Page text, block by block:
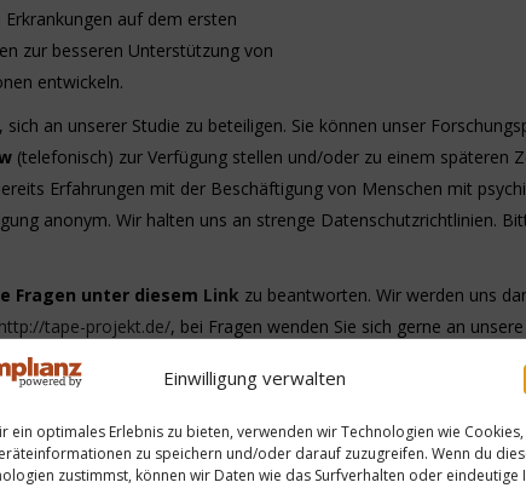
Einwilligung verwalten
ein optimales Erlebnis zu bieten, verwenden wir Technologien wie Cookies,
zu speichern und/oder darauf zuzugreifen. Wenn du
zustimmst, können wir Daten wie das Surfverhalten oder eindeutige
auf dem ersten
zur besseren Unterstützung von
entwickeln.
an unserer Studie zu beteiligen. Sie können unser
(telefonisch) zur Verfügung stellen und/oder zu einem späteren
Erfahrungen mit der Beschäftigung von Menschen mit
anonym. Wir halten uns an strenge Datenschutzrichtlinien.
Fragen unter diesem Link zu beantworten. Wir werden uns
http://tape-projekt.de/, bei Fragen wenden Sie sich gerne an unsere